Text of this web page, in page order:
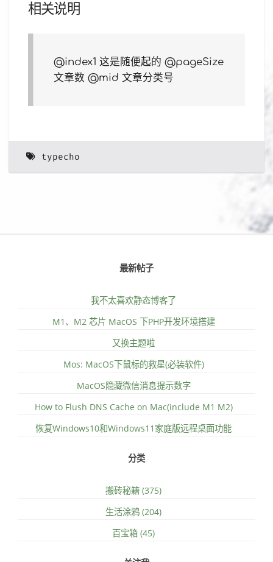
相关说明
@index1 这是随便起的 @pageSize
文章数 @mid 文章分类号
typecho
最新帖子
我不太喜欢静态博客了
M1、M2 芯片 MacOS 下PHP开发环境搭建
又换主题啦
Mos: MacOS下鼠标的救星(必装软件)
MacOS隐藏微信消息提示数字
How to Flush DNS Cache on Mac(include M1 M2)
恢复Windows10和Windows11家庭版远程桌面功能
分类
搬砖秘籍 (375)
生活涂鸦 (204)
百宝箱 (45)